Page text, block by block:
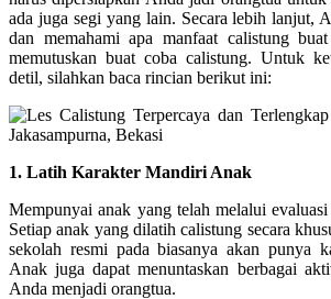
ada juga segi yang lain. Secara lebih lanjut,
dan memahami apa manfaat calistung
memutuskan buat coba calistung. Untuk
detil, silahkan baca rincian berikut ini:
1. Latih Karakter Mandiri Anak
Mempunyai anak yang telah melalui
Setiap anak yang dilatih calistung secara
sekolah resmi pada biasanya akan punya
Anak juga dapat menuntaskan berbagai
Anda menjadi orangtua.